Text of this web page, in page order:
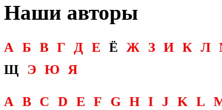
Наши авторы
А Б В Г Д Е Ё Ж З И К Л
Щ Э Ю Я
A B C D E F G H I J K L